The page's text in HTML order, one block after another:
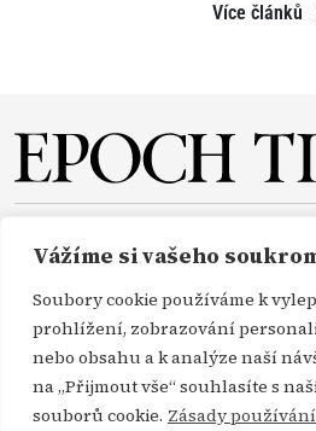
Vážíme si vašeho
Soubory cookie používáme k
prohlížení, zobrazování
nebo obsahu a k analýze naší
na „Přijmout vše“ souhlasíte s
souborů cookie. Zásady
Více článků
OBCHODNÍ PODMÍNKY
Copyright Epoch Times ČR